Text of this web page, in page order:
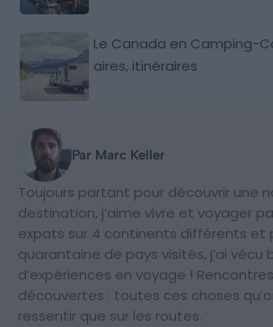
Le Canada en Camping-
aires, itinéraires
Par Marc Keller
Toujours partant pour découvrir une
destination, j’aime vivre et voyager
expats sur 4 continents différents et
quarantaine de pays visités, j’ai vécu
d’expériences en voyage !
découvertes : toutes ces choses
ressentir que sur les routes.